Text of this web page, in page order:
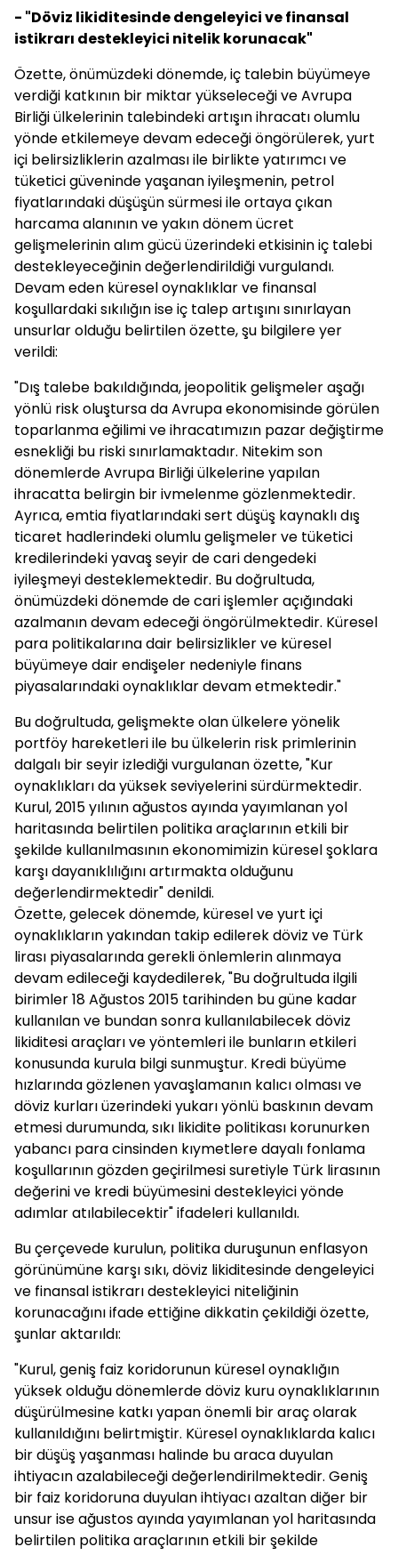
- "Döviz likiditesinde dengeleyici ve finansal
istikrarı destekleyici nitelik korunacak"
Özette, önümüzdeki dönemde, iç talebin büyümeye
verdiği katkının bir miktar yükseleceği ve Avrupa
Birliği ülkelerinin talebindeki artışın ihracatı olumlu
yönde etkilemeye devam edeceği öngörülerek, yurt
içi belirsizliklerin azalması ile birlikte yatırımcı ve
tüketici güveninde yaşanan iyileşmenin, petrol
fiyatlarındaki düşüşün sürmesi ile ortaya çıkan
harcama alanının ve yakın dönem ücret
gelişmelerinin alım gücü üzerindeki etkisinin iç talebi
destekleyeceğinin değerlendirildiği vurgulandı.
Devam eden küresel oynaklıklar ve finansal
koşullardaki sıkılığın ise iç talep artışını sınırlayan
unsurlar olduğu belirtilen özette, şu bilgilere yer
verildi:
"Dış talebe bakıldığında, jeopolitik gelişmeler aşağı
yönlü risk oluştursa da Avrupa ekonomisinde görülen
toparlanma eğilimi ve ihracatımızın pazar değiştirme
esnekliği bu riski sınırlamaktadır. Nitekim son
dönemlerde Avrupa Birliği ülkelerine yapılan
ihracatta belirgin bir ivmelenme gözlenmektedir.
Ayrıca, emtia fiyatlarındaki sert düşüş kaynaklı dış
ticaret hadlerindeki olumlu gelişmeler ve tüketici
kredilerindeki yavaş seyir de cari dengedeki
iyileşmeyi desteklemektedir. Bu doğrultuda,
önümüzdeki dönemde de cari işlemler açığındaki
azalmanın devam edeceği öngörülmektedir. Küresel
para politikalarına dair belirsizlikler ve küresel
büyümeye dair endişeler nedeniyle finans
piyasalarındaki oynaklıklar devam etmektedir."
Bu doğrultuda, gelişmekte olan ülkelere yönelik
portföy hareketleri ile bu ülkelerin risk primlerinin
dalgalı bir seyir izlediği vurgulanan özette, "Kur
oynaklıkları da yüksek seviyelerini sürdürmektedir.
Kurul, 2015 yılının ağustos ayında yayımlanan yol
haritasında belirtilen politika araçlarının etkili bir
şekilde kullanılmasının ekonomimizin küresel şoklara
karşı dayanıklılığını artırmakta olduğunu
değerlendirmektedir" denildi.
Özette, gelecek dönemde, küresel ve yurt içi
oynaklıkların yakından takip edilerek döviz ve Türk
lirası piyasalarında gerekli önlemlerin alınmaya
devam edileceği kaydedilerek, "Bu doğrultuda ilgili
birimler 18 Ağustos 2015 tarihinden bu güne kadar
kullanılan ve bundan sonra kullanılabilecek döviz
likiditesi araçları ve yöntemleri ile bunların etkileri
konusunda kurula bilgi sunmuştur. Kredi büyüme
hızlarında gözlenen yavaşlamanın kalıcı olması ve
döviz kurları üzerindeki yukarı yönlü baskının devam
etmesi durumunda, sıkı likidite politikası korunurken
yabancı para cinsinden kıymetlere dayalı fonlama
koşullarının gözden geçirilmesi suretiyle Türk lirasının
değerini ve kredi büyümesini destekleyici yönde
adımlar atılabilecektir" ifadeleri kullanıldı.
Bu çerçevede kurulun, politika duruşunun enflasyon
görünümüne karşı sıkı, döviz likiditesinde dengeleyici
ve finansal istikrarı destekleyici niteliğinin
korunacağını ifade ettiğine dikkatin çekildiği özette,
şunlar aktarıldı:
"Kurul, geniş faiz koridorunun küresel oynaklığın
yüksek olduğu dönemlerde döviz kuru oynaklıklarının
düşürülmesine katkı yapan önemli bir araç olarak
kullanıldığını belirtmiştir. Küresel oynaklıklarda kalıcı
bir düşüş yaşanması halinde bu araca duyulan
ihtiyacın azalabileceği değerlendirilmektedir. Geniş
bir faiz koridoruna duyulan ihtiyacı azaltan diğer bir
unsur ise ağustos ayında yayımlanan yol haritasında
belirtilen politika araçlarının etkili bir şekilde